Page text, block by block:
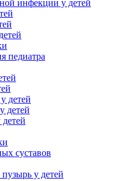
инфекции у детей
педиатра
детей
детей
суставов
у детей